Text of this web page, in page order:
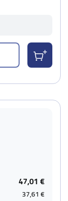
47,01 €
37,61 €